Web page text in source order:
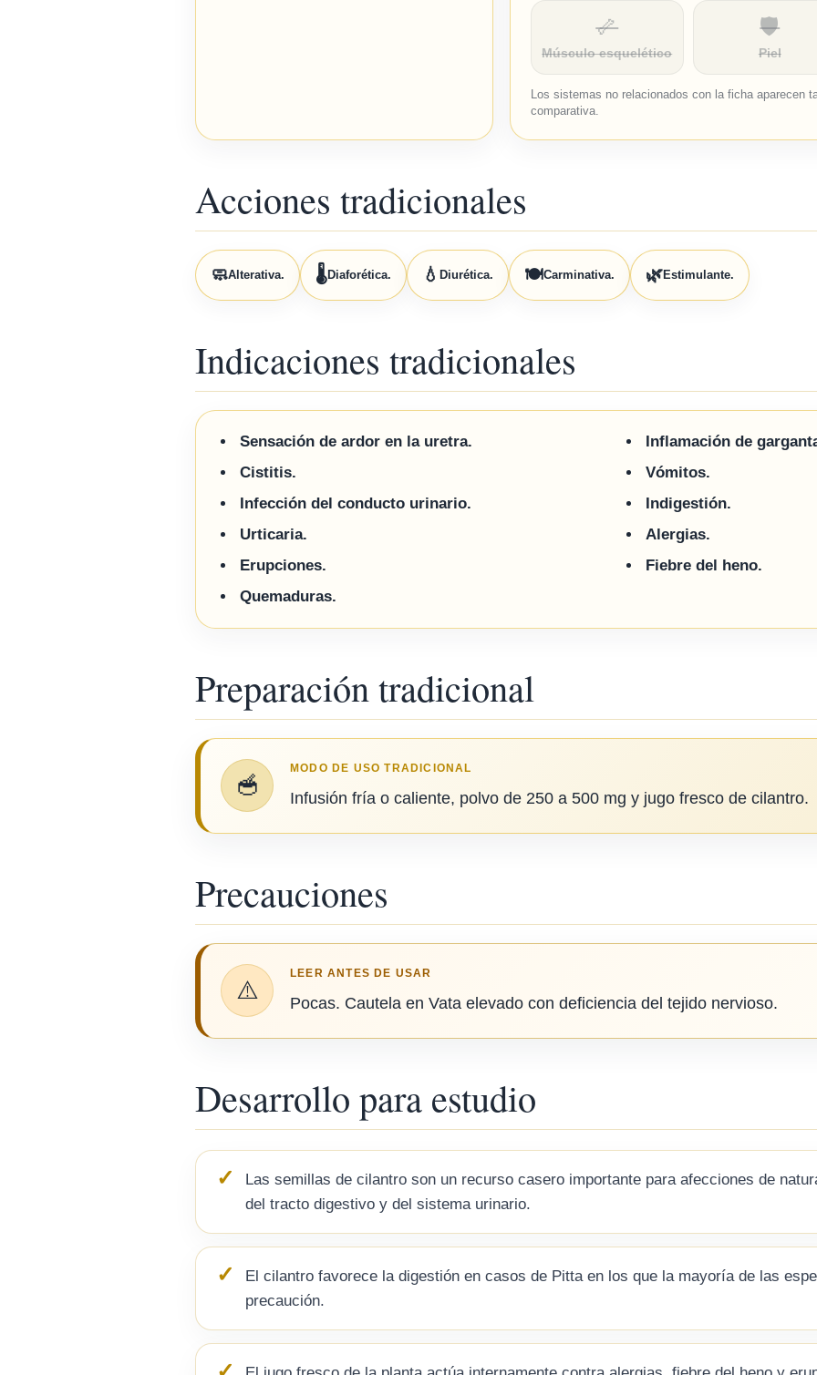
🦴
Músculo esquelético
🛡️
Piel
Los sistemas no relacionados con la ficha aparecen
comparativa.
Acciones tradicionales
🧼Alterativa. 🌡️Diaforética. 💧 Diurética. 🍽️Carminativa. 🌿Estimulante.
Indicaciones tradicionales
Sensación de ardor en la uretra.
Cistitis.
Infección del conducto urinario.
Urticaria.
Erupciones.
Quemaduras.
Inflamación de
Vómitos.
Indigestión.
Alergias.
Fiebre del heno.
Preparación tradicional
🥣
MODO DE USO TRADICIONAL
Infusión fría o caliente, polvo de 250 a 500 mg y jugo fresco de cilantro.
Precauciones
⚠️
LEER ANTES DE USAR
Pocas. Cautela en Vata elevado con deficiencia del tejido nervioso.
Desarrollo para estudio
Las semillas de cilantro son un recurso casero importante para afecciones de
del tracto digestivo y del sistema urinario.
El cilantro favorece la digestión en casos de Pitta en los que la mayoría de las
precaución.